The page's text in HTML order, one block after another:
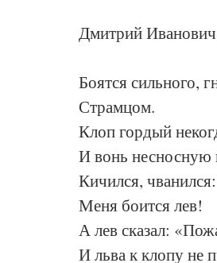
Дмитрий Иванович
Боятся сильного,
Страмцом.
Клоп гордый
И вонь несносную
Кичился,
Меня боится лев!
А лев сказал:
И льва к клопу не